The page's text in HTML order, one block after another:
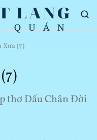
Xưa (7)
thơ Dấu Chân Đời